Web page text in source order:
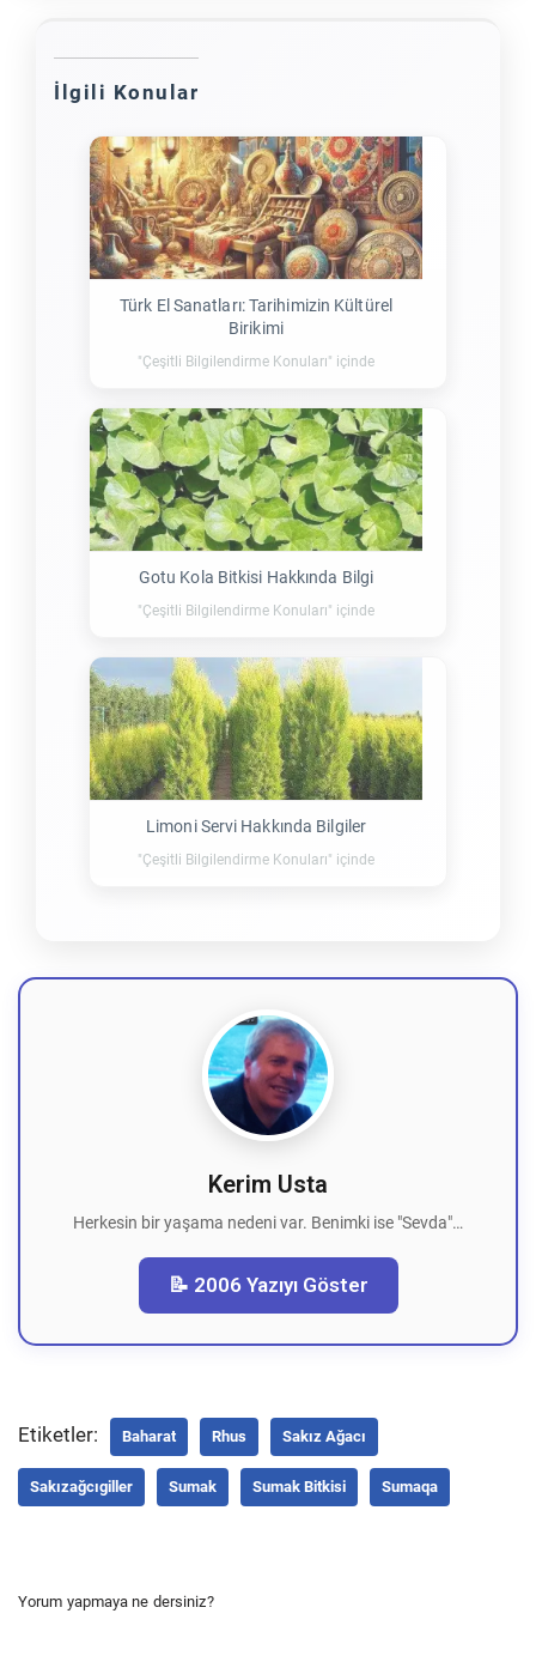
İlgili Konular
Türk El Sanatları: Tarihimizin Kültürel
Birikimi
"Çeşitli Bilgilendirme Konuları" içinde
Gotu Kola Bitkisi Hakkında Bilgi
"Çeşitli Bilgilendirme Konuları" içinde
Limoni Servi Hakkında Bilgiler
"Çeşitli Bilgilendirme Konuları" içinde
Kerim Usta
Herkesin bir yaşama nedeni var. Benimki ise "Sevda"…
📝 2006 Yazıyı Göster
Etiketler: Baharat Rhus Sakız Ağacı
Sakızağcıgiller Sumak Sumak Bitkisi Sumaqa
Yorum yapmaya ne dersiniz?